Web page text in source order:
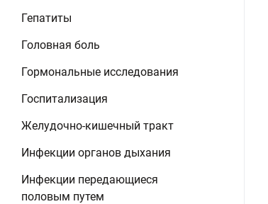
Гепатиты
Головная боль
Гормональные исследования
Госпитализация
Желудочно-кишечный тракт
Инфекции органов дыхания
Инфекции передающиеся
половым путем